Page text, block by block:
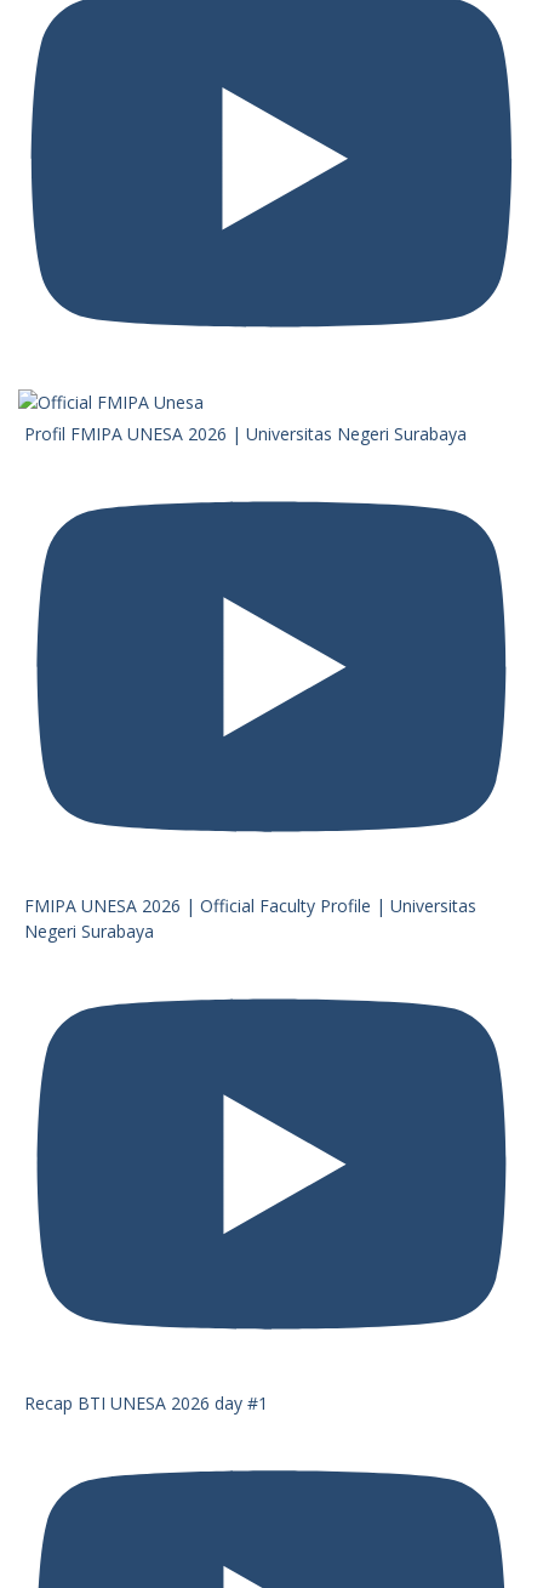
Profil FMIPA UNESA 2026 | Universitas Negeri Surabaya
FMIPA UNESA 2026 | Official Faculty Profile | Universitas
Negeri Surabaya
Recap BTI UNESA 2026 day #1